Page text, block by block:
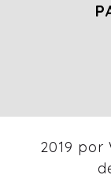
2019 por